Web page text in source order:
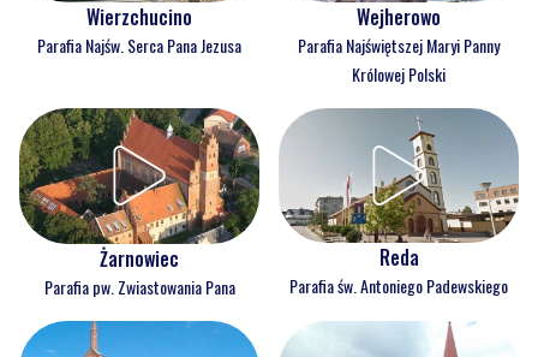
Wierzchucino
Parafia Najśw. Serca Pana Jezusa
Wejherowo
Parafia Najświętszej Maryi Panny
Królowej Polski
Żarnowiec
Parafia pw. Zwiastowania Pana
Reda
Parafia św. Antoniego Padewskiego